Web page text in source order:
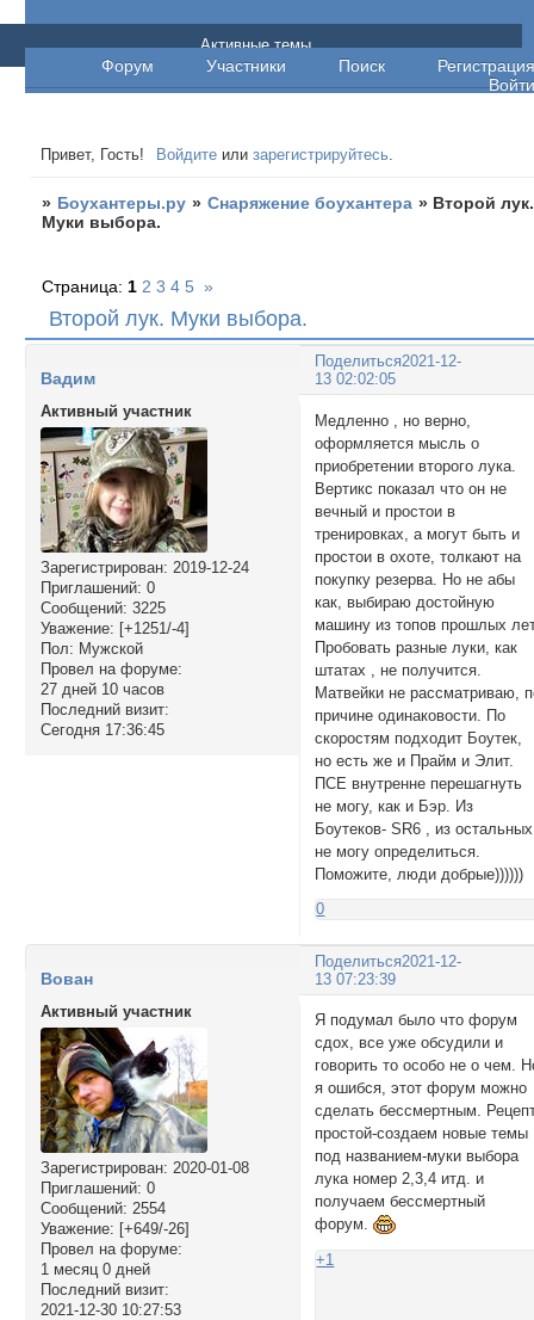
Боухантеры.ру
Форум Участники Поиск
Регистрация
Войти
Активные темы
Привет, Гость! Войдите илизарегистрируйтесь.
» Боухантеры.ру » Снаряжение боухантера » Второй лук.
Муки выбора.
Второй лук. Муки выбора.
Страница: 1 2 3 4 5 »
Поделиться2021-12-
13 02:02:05
Вадим
Активный участник
Зарегистрирован: 2019-12-24
Приглашений: 0
Сообщений: 3225
Уважение: [+1251/-4]
Пол: Мужской
Провел на форуме:
27 дней 10 часов
Последний визит:
Сегодня 17:36:45
Медленно , но верно,
оформляется мысль о
приобретении второго лука.
Вертикс показал что он не
вечный и простои в
тренировках, а могут быть и
простои в охоте, толкают на
покупку резерва. Но не абы
как, выбираю достойную
машину из топов прошлых
Пробовать разные луки, как
штатах , не получится.
Матвейки не рассматриваю,
причине одинаковости. По
скоростям подходит Боутек,
но есть же и Прайм и Элит.
ПСЕ внутренне перешагнуть
не могу, как и Бэр. Из
Боутеков- SR6 , из остальных
не могу определиться.
Поможите, люди добрые))))))
0
Поделиться2021-12-
13 07:23:39
Вован
Активный участник
Зарегистрирован: 2020-01-08
Приглашений: 0
Сообщений: 2554
Уважение: [+649/-26]
Провел на форуме:
1 месяц 0 дней
Последний визит:
2021-12-30 10:27:53
Я подумал было что форум
сдох, все уже обсудили и
говорить то особо не о чем.
я ошибся, этот форум можно
сделать бессмертным.
простой-создаем новые темы
под названием-муки выбора
лука номер 2,3,4 итд. и
получаем бессмертный
форум.
+1